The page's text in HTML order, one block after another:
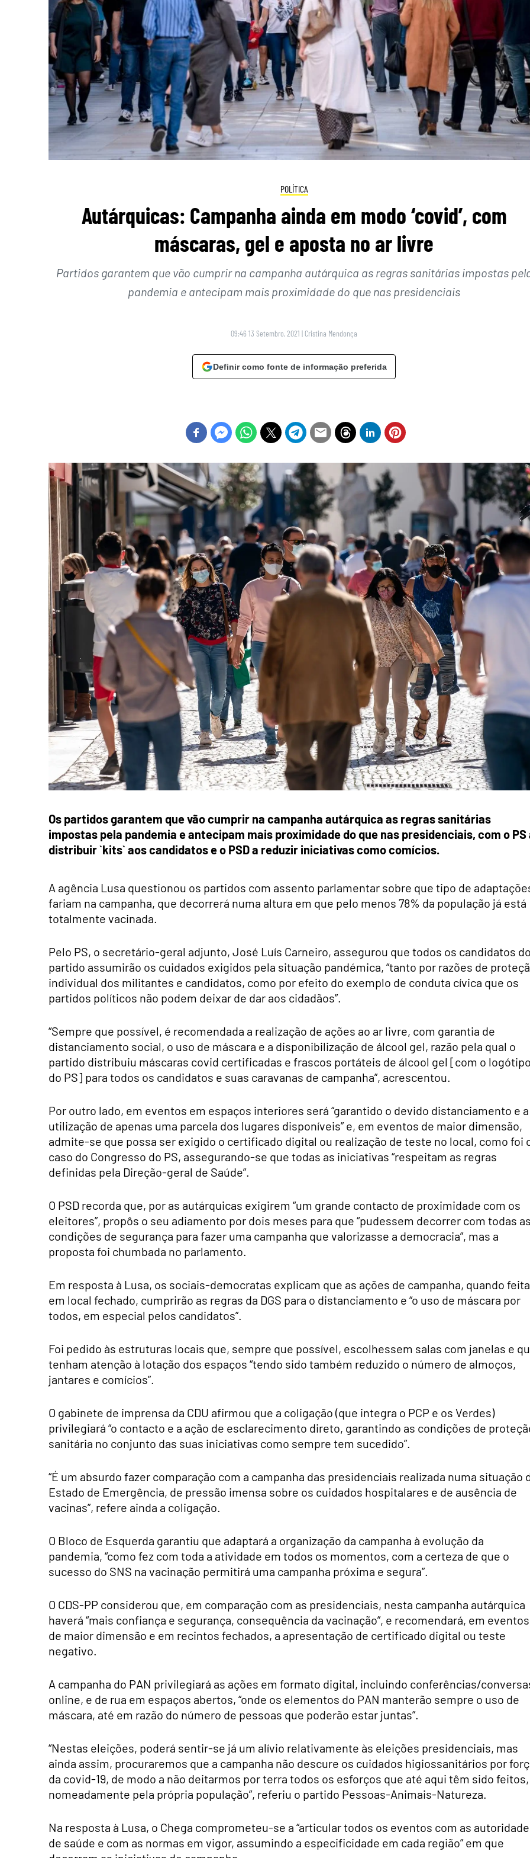
POLÍTICA
Autárquicas: Campanha ainda em modo ‘covid’, com
máscaras, gel e aposta no ar livre
Partidos garantem que vão cumprir na campanha autárquica as regras sanitárias impostas
pandemia e antecipam mais proximidade do que nas presidenciais
09:46 13 Setembro, 2021 | Cristina Mendonça
Definir como fonte de informação preferida
Os partidos garantem que vão cumprir na campanha autárquica as regras sanitárias
impostas pela pandemia e antecipam mais proximidade do que nas presidenciais, com o PS
distribuir `kits` aos candidatos e o PSD a reduzir iniciativas como comícios.
A agência Lusa questionou os partidos com assento parlamentar sobre que tipo de
fariam na campanha, que decorrerá numa altura em que pelo menos 78% da população já está
totalmente vacinada.
Pelo PS, o secretário-geral adjunto, José Luís Carneiro, assegurou que todos os candidatos do
partido assumirão os cuidados exigidos pela situação pandémica, “tanto por razões de
individual dos militantes e candidatos, como por efeito do exemplo de conduta cívica que os
partidos políticos não podem deixar de dar aos cidadãos”.
“Sempre que possível, é recomendada a realização de ações ao ar livre, com garantia de
distanciamento social, o uso de máscara e a disponibilização de álcool gel, razão pela qual o
partido distribuiu máscaras covid certificadas e frascos portáteis de álcool gel [com o logótipo
do PS] para todos os candidatos e suas caravanas de campanha”, acrescentou.
Por outro lado, em eventos em espaços interiores será “garantido o devido distanciamento e a
utilização de apenas uma parcela dos lugares disponíveis” e, em eventos de maior dimensão,
admite-se que possa ser exigido o certificado digital ou realização de teste no local, como foi
caso do Congresso do PS, assegurando-se que todas as iniciativas “respeitam as regras
definidas pela Direção-geral de Saúde”.
O PSD recorda que, por as autárquicas exigirem “um grande contacto de proximidade com os
eleitores”, propôs o seu adiamento por dois meses para que “pudessem decorrer com todas as
condições de segurança para fazer uma campanha que valorizasse a democracia”, mas a
proposta foi chumbada no parlamento.
Em resposta à Lusa, os sociais-democratas explicam que as ações de campanha, quando
em local fechado, cumprirão as regras da DGS para o distanciamento e “o uso de máscara por
todos, em especial pelos candidatos”.
Foi pedido às estruturas locais que, sempre que possível, escolhessem salas com janelas e
tenham atenção à lotação dos espaços “tendo sido também reduzido o número de almoços,
jantares e comícios”.
O gabinete de imprensa da CDU afirmou que a coligação (que integra o PCP e os Verdes)
privilegiará “o contacto e a ação de esclarecimento direto, garantindo as condições de
sanitária no conjunto das suas iniciativas como sempre tem sucedido”.
“É um absurdo fazer comparação com a campanha das presidenciais realizada numa situação
Estado de Emergência, de pressão imensa sobre os cuidados hospitalares e de ausência de
vacinas”, refere ainda a coligação.
O Bloco de Esquerda garantiu que adaptará a organização da campanha à evolução da
pandemia, “como fez com toda a atividade em todos os momentos, com a certeza de que o
sucesso do SNS na vacinação permitirá uma campanha próxima e segura”.
O CDS-PP considerou que, em comparação com as presidenciais, nesta campanha autárquica
haverá “mais confiança e segurança, consequência da vacinação”, e recomendará, em eventos
de maior dimensão e em recintos fechados, a apresentação de certificado digital ou teste
negativo.
A campanha do PAN privilegiará as ações em formato digital, incluindo conferências/
online, e de rua em espaços abertos, “onde os elementos do PAN manterão sempre o uso de
máscara, até em razão do número de pessoas que poderão estar juntas”.
“Nestas eleições, poderá sentir-se já um alívio relativamente às eleições presidenciais, mas
ainda assim, procuraremos que a campanha não descure os cuidados higiossanitários por
da covid-19, de modo a não deitarmos por terra todos os esforços que até aqui têm sido feitos,
nomeadamente pela própria população”, referiu o partido Pessoas-Animais-Natureza.
Na resposta à Lusa, o Chega comprometeu-se a “articular todos os eventos com as
de saúde e com as normas em vigor, assumindo a especificidade em cada região” em que